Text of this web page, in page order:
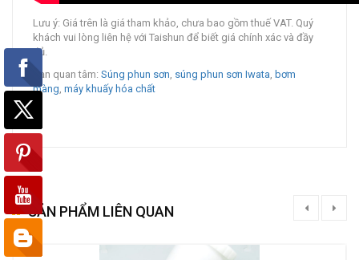
Lưu ý: Giá trên là giá tham khảo, chưa bao gồm thuế VAT. Quý
khách vui lòng liên hệ với Taishun để biết giá chính xác và đầy
đủ.
Bạn quan tâm: Súng phun sơn, súng phun sơn Iwata, bơm
màng, máy khuấy hóa chất
SẢN PHẨM LIÊN QUAN